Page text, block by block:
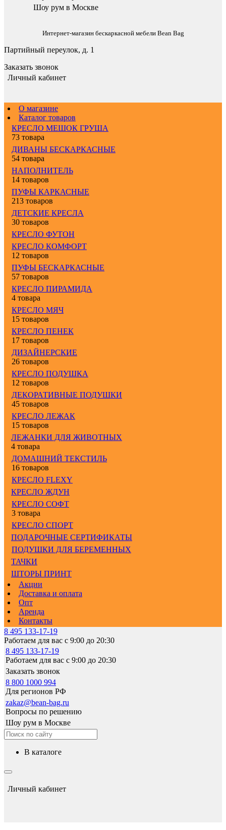
Шоу рум в Москве
Интернет-магазин бескаркасной мебели Bean Bag
Партийный переулок, д. 1
Заказать звонок
Личный кабинет
О магазине
Каталог товаров
КРЕСЛО МЕШОК ГРУША
73 товара
ДИВАНЫ БЕСКАРКАСНЫЕ
54 товара
НАПОЛНИТЕЛЬ
14 товаров
ПУФЫ КАРКАСНЫЕ
213 товаров
ДЕТСКИЕ КРЕСЛА
30 товаров
КРЕСЛО ФУТОН
КРЕСЛО КОМФОРТ
12 товаров
ПУФЫ БЕСКАРКАСНЫЕ
57 товаров
КРЕСЛО ПИРАМИДА
4 товара
КРЕСЛО МЯЧ
15 товаров
КРЕСЛО ПЕНЕК
17 товаров
ДИЗАЙНЕРСКИЕ
26 товаров
КРЕСЛО ПОДУШКА
12 товаров
ДЕКОРАТИВНЫЕ ПОДУШКИ
45 товаров
КРЕСЛО ЛЕЖАК
15 товаров
ЛЕЖАНКИ ДЛЯ ЖИВОТНЫХ
4 товара
ДОМАШНИЙ ТЕКСТИЛЬ
16 товаров
КРЕСЛО FLEXY
КРЕСЛО ЖДУН
КРЕСЛО СОФТ
3 товара
КРЕСЛО СПОРТ
ПОДАРОЧНЫЕ СЕРТИФИКАТЫ
ПОДУШКИ ДЛЯ БЕРЕМЕННЫХ
ТАЧКИ
ШТОРЫ ПРИНТ
Акции
Доставка и оплата
Опт
Аренда
Контакты
8 495 133-17-19
Работаем для вас с 9:00 до 20:30
8 495 133-17-19
Работаем для вас с 9:00 до 20:30
Заказать звонок
8 800 1000 994
Для регионов РФ
zakaz@bean-bag.ru
Вопросы по решению
Шоу рум в Москве
в каталоге
Личный кабинет